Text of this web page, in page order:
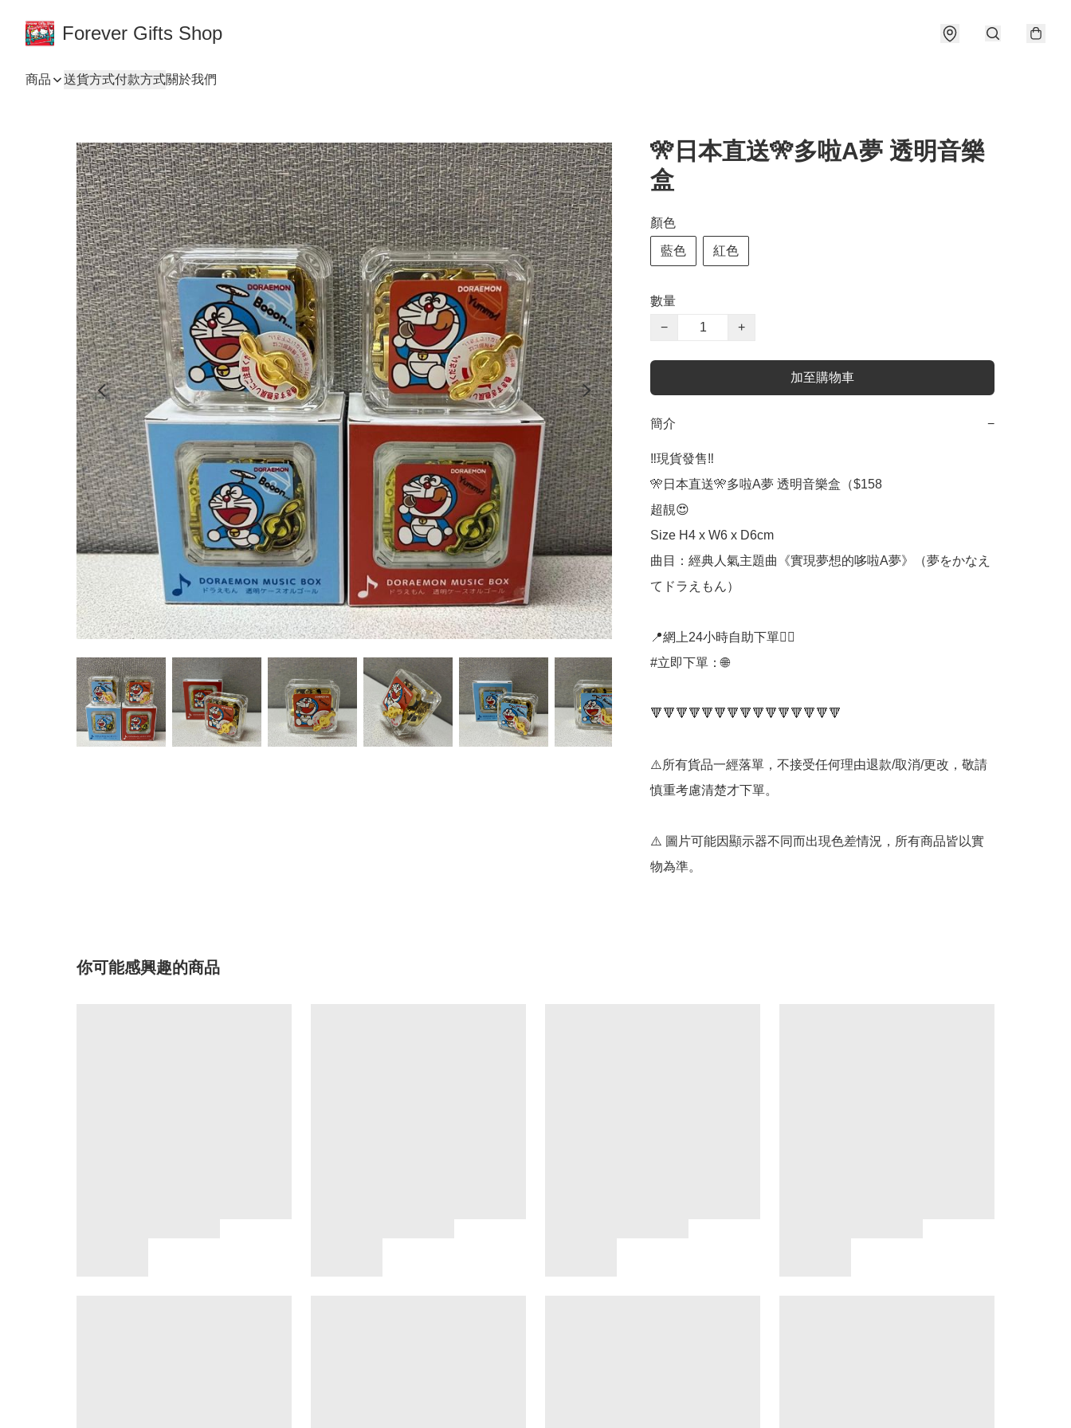
Forever Gifts Shop
商品 送貨方式付款方式關於我們
🎌日本直送🎌多啦A夢 透明音樂
盒
顏色
藍色 紅色
數量
−
+
加至購物車
簡介 −
‼️現貨發售‼️
🎌日本直送🎌多啦A夢 透明音樂盒（$158
超靚😍
Size H4 x W6 x D6cm
曲目：經典人氣主題曲《實現夢想的哆啦A夢》（夢をかなえ
てドラえもん）
📍網上24小時自助下單👍🏻
#立即下單：🌐
🔻🔻🔻🔻🔻🔻🔻🔻🔻🔻🔻🔻🔻🔻🔻
⚠️所有貨品一經落單，不接受任何理由退款/取消/更改，敬請
慎重考慮清楚才下單。
⚠️ 圖片可能因顯示器不同而出現色差情況，所有商品皆以實
物為準。
你可能感興趣的商品